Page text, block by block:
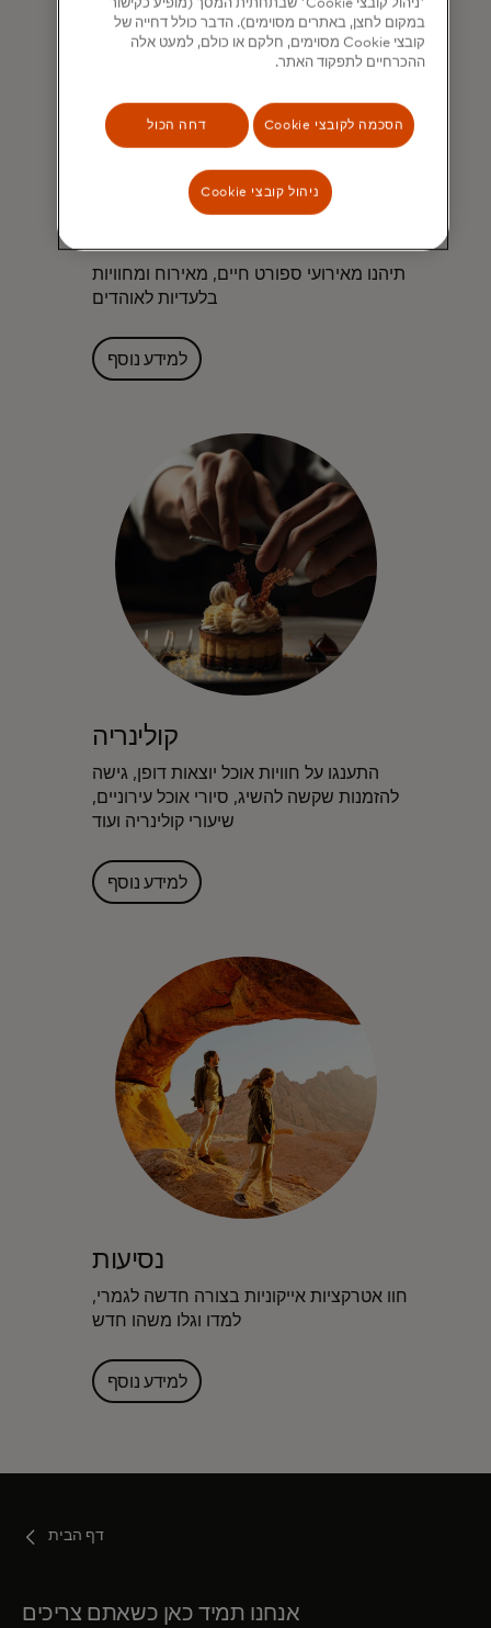
תיהנו מאירועי ספורט חיים, מאירוח ומחוויות
בלעדיות לאוהדים
למידע נוסף
קולינריה
התענגו על חוויות אוכל יוצאות דופן, גישה
להזמנות שקשה להשיג, סיורי אוכל עירוניים,
שיעורי קולינריה ועוד
למידע נוסף
נסיעות
חוו אטרקציות אייקוניות בצורה חדשה לגמרי,
למדו וגלו משהו חדש
למידע נוסף
דף הבית
אנחנו תמיד כאן כשאתם צריכים
'ניהול קובצי Cookie' שבתחתית המסך (מופיע כקישור
במקום לחצן, באתרים מסוימים). הדבר כולל דחייה של
קובצי Cookie מסוימים, חלקם או כולם, למעט אלה
ההכרחיים לתפקוד האתר.
הסכמה לקובצי Cookie דחה הכול
ניהול קובצי Cookie